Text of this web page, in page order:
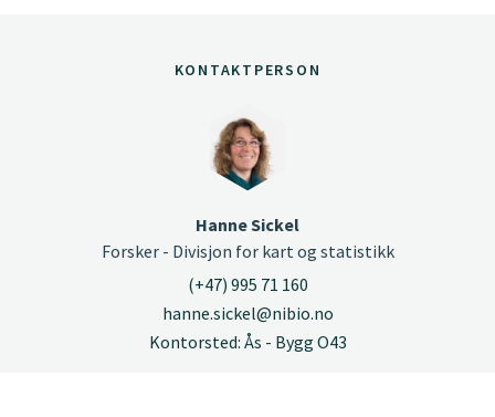
KONTAKTPERSON
Hanne Sickel
Forsker - Divisjon for kart og statistikk
(+47) 995 71 160
hanne.sickel@nibio.no
Kontorsted: Ås - Bygg O43